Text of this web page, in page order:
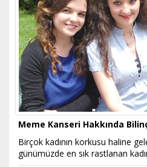
Meme Kanseri Hakkında
Birçok kadının korkusu haline
günümüzde en sık rastlanan